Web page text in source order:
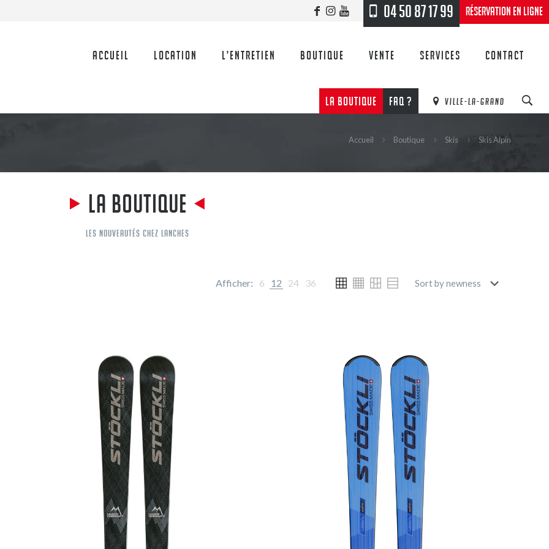
04 50 87 17 99 Réservation en ligne
Accueil Location L’Entretien Boutique Vente Services Contact
LA BOUTIQUE FAQ ? VILLE-LA-GRAND
Accueil Boutique Skis Skis Alpin
LA BOUTIQUE
LES NOUVEAUTÉS CHEZ LANCHES
Afficher: 6 12 24 36